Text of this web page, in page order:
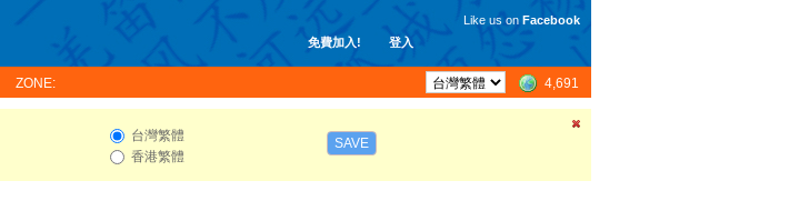
免費加入! 登入
Like us on Facebook
ZONE: 4,691
台灣繁體
香港繁體
SAVE